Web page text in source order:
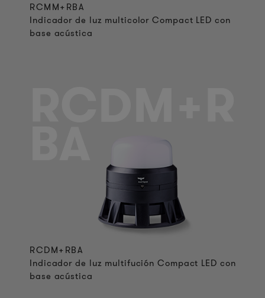
RCMM+RBA
Indicador de luz multicolor Compact LED con
base acústica
RCDM+RBA
Indicador de luz multifución Compact LED con
base acústica